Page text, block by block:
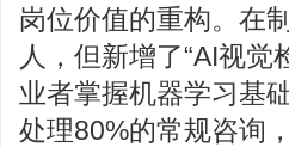
岗位价值的重构。在
人，但新增了“AI视觉
业者掌握机器学习基
处理80%的常规咨询